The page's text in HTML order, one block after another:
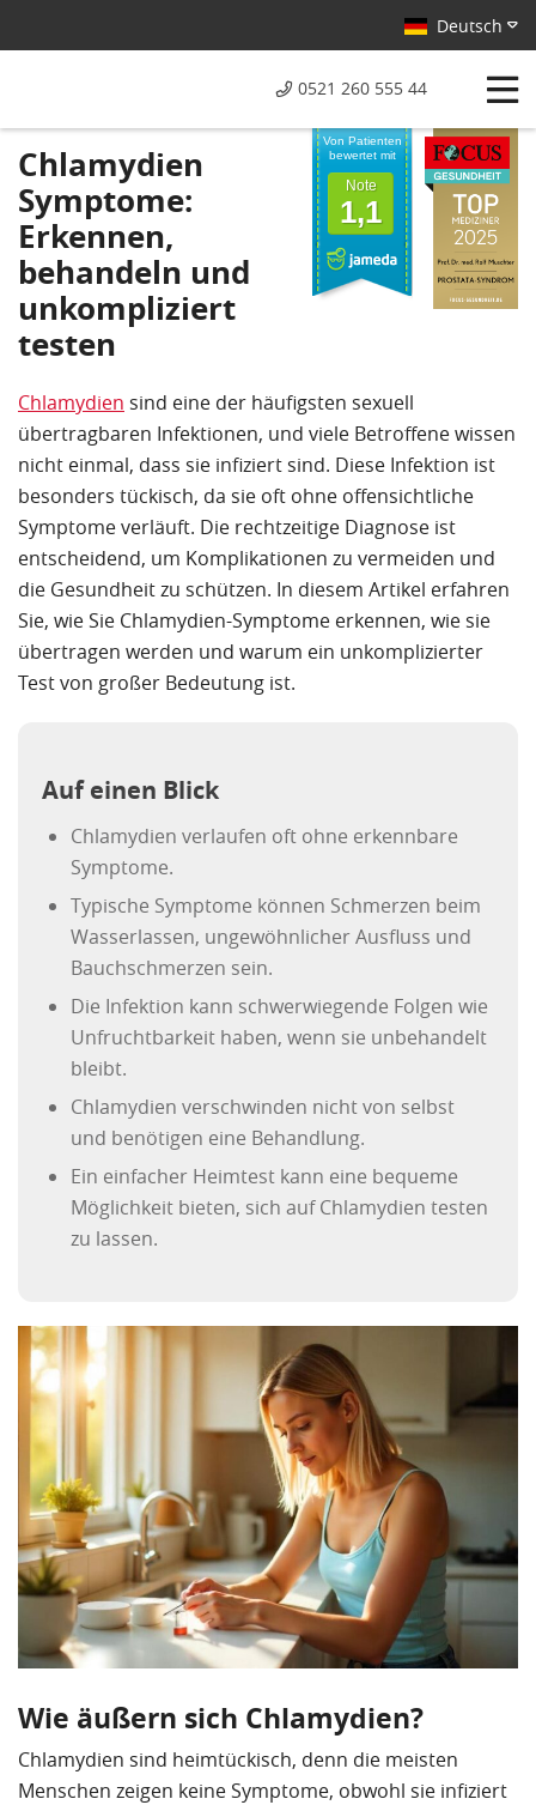
Deutsch
0521 260 555 44
Von Patienten
bewertet mit
Note
1,1
Chlamydien
Symptome:
Erkennen,
behandeln und
unkompliziert
testen
Chlamydien sind eine der häufigsten sexuell
übertragbaren Infektionen, und viele Betroffene wissen
nicht einmal, dass sie infiziert sind. Diese Infektion ist
besonders tückisch, da sie oft ohne offensichtliche
Symptome verläuft. Die rechtzeitige Diagnose ist
entscheidend, um Komplikationen zu vermeiden und
die Gesundheit zu schützen. In diesem Artikel erfahren
Sie, wie Sie Chlamydien-Symptome erkennen, wie sie
übertragen werden und warum ein unkomplizierter
Test von großer Bedeutung ist.
Auf einen Blick
Chlamydien verlaufen oft ohne erkennbare
Symptome.
Typische Symptome können Schmerzen beim
Wasserlassen, ungewöhnlicher Ausfluss und
Bauchschmerzen sein.
Die Infektion kann schwerwiegende Folgen wie
Unfruchtbarkeit haben, wenn sie unbehandelt
bleibt.
Chlamydien verschwinden nicht von selbst
und benötigen eine Behandlung.
Ein einfacher Heimtest kann eine bequeme
Möglichkeit bieten, sich auf Chlamydien testen
zu lassen.
Wie äußern sich Chlamydien?
Chlamydien sind heimtückisch, denn die meisten
Menschen zeigen keine Symptome, obwohl sie infiziert